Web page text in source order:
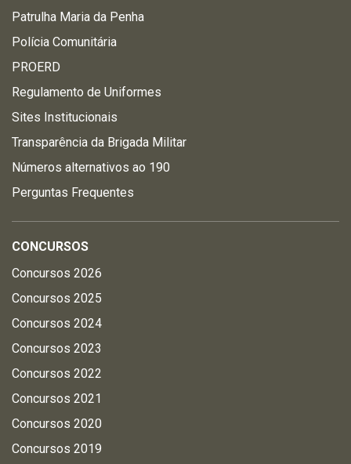
Patrulha Maria da Penha
Polícia Comunitária
PROERD
Regulamento de Uniformes
Sites Institucionais
Transparência da Brigada Militar
Números alternativos ao 190
Perguntas Frequentes
CONCURSOS
Concursos 2026
Concursos 2025
Concursos 2024
Concursos 2023
Concursos 2022
Concursos 2021
Concursos 2020
Concursos 2019